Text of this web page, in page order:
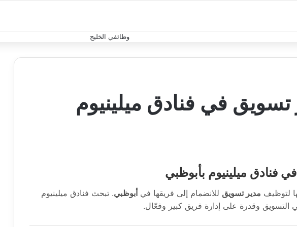
في فنادق ميلينيوم
فنادق ميلينيوم بأبوظبي
لتوظيف مدير تسويق للانضمام إلى فريقها في أبوظبي. تبحث فنادق ميلينيوم
التسويق وقدرة على إدارة فريق كبير وفعّال.